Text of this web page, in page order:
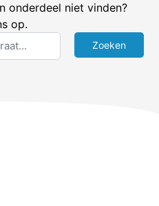
onderdeel niet vinden?
op.